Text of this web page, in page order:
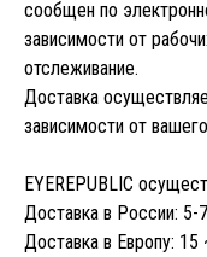
сообщен по
зависимости от
отслеживание.
Доставка
зависимости от
EYEREPUBLIC
Доставка в России: 5-
Доставка в Европу: